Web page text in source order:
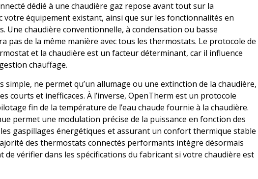
dédié à une chaudière gaz repose avant tout sur la
votre équipement existant, ainsi que sur les fonctionnalités en
Une chaudière conventionnelle, à condensation ou basse
pas de la même manière avec tous les thermostats. Le protocole de
et la chaudière est un facteur déterminant, car il influence
chauffage.
simple, ne permet qu’un allumage ou une extinction de la chaudière,
courts et inefficaces. À l’inverse, OpenTherm est un protocole
fin de la température de l’eau chaude fournie à la chaudière.
permet une modulation précise de la puissance en fonction des
gaspillages énergétiques et assurant un confort thermique stable
des thermostats connectés performants intègre désormais
de vérifier dans les spécifications du fabricant si votre chaudière est